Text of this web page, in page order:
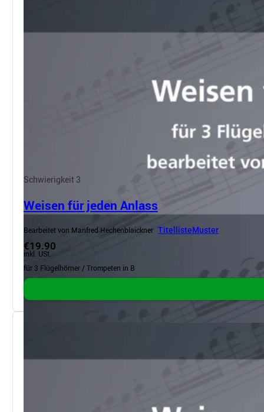
Schwierigkeit 3
Weisen für jeden Anlass
Bearbeitet von Manfred Hechenblaickner TitellisteMuster
€19.90
inkl. USt.
für 3 Flügelhörner / Trompeten in B